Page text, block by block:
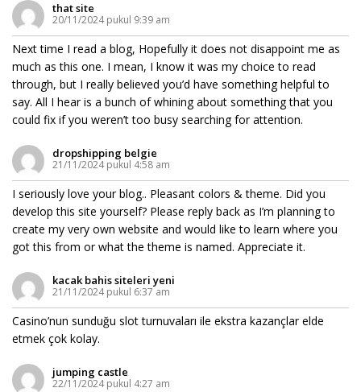
that site
20/11/2024 pukul 9:39 am
Next time I read a blog, Hopefully it does not disappoint me as
much as this one. I mean, I know it was my choice to read
through, but I really believed you’d have something helpful to
say. All I hear is a bunch of whining about something that you
could fix if you weren’t too busy searching for attention.
dropshipping belgie​
21/11/2024 pukul 4:58 am
I seriously love your blog.. Pleasant colors & theme. Did you
develop this site yourself? Please reply back as I’m planning to
create my very own website and would like to learn where you
got this from or what the theme is named. Appreciate it.
kacak bahis siteleri yeni
21/11/2024 pukul 6:37 am
Casino’nun sunduğu slot turnuvaları ile ekstra kazançlar elde
etmek çok kolay.
jumping castle
22/11/2024 pukul 4:27 am